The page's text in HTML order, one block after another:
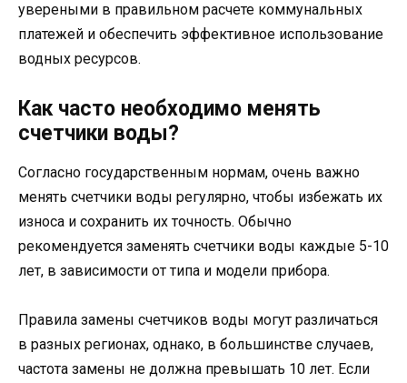
увереными в правильном расчете коммунальных
платежей и обеспечить эффективное использование
водных ресурсов.
Как часто необходимо менять
счетчики воды?
Согласно государственным нормам, очень важно
менять счетчики воды регулярно, чтобы избежать их
износа и сохранить их точность. Обычно
рекомендуется заменять счетчики воды каждые 5-10
лет, в зависимости от типа и модели прибора.
Правила замены счетчиков воды могут различаться
в разных регионах, однако, в большинстве случаев,
частота замены не должна превышать 10 лет. Если